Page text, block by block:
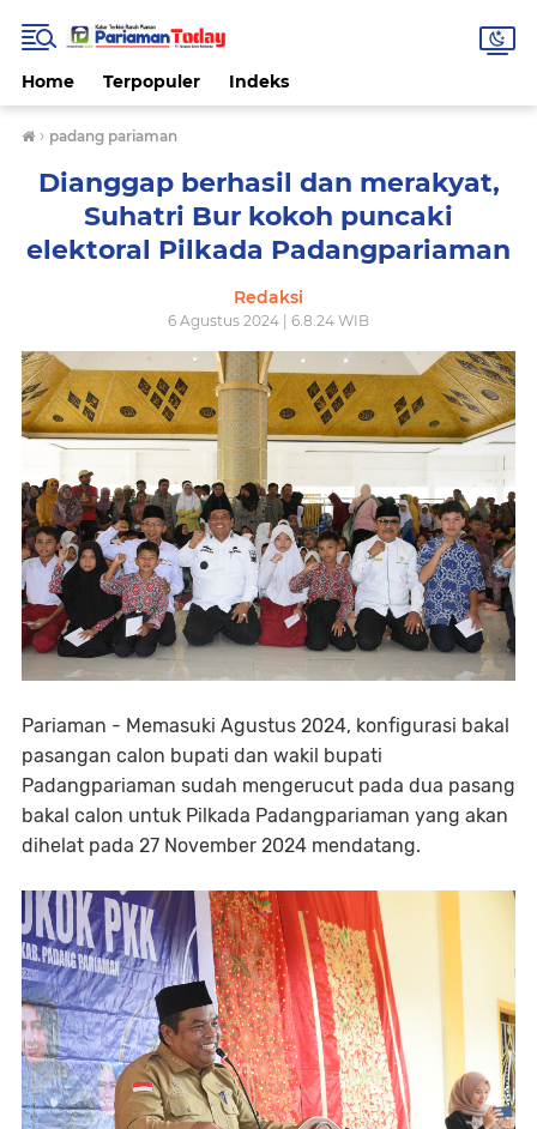
Home Terpopuler Indeks
› padang pariaman
Dianggap berhasil dan merakyat,
Suhatri Bur kokoh puncaki
elektoral Pilkada Padangpariaman
Redaksi
6 Agustus 2024 | 6.8.24 WIB
Pariaman - Memasuki Agustus 2024, konfigurasi bakal
pasangan calon bupati dan wakil bupati
Padangpariaman sudah mengerucut pada dua pasang
bakal calon untuk Pilkada Padangpariaman yang akan
dihelat pada 27 November 2024 mendatang.